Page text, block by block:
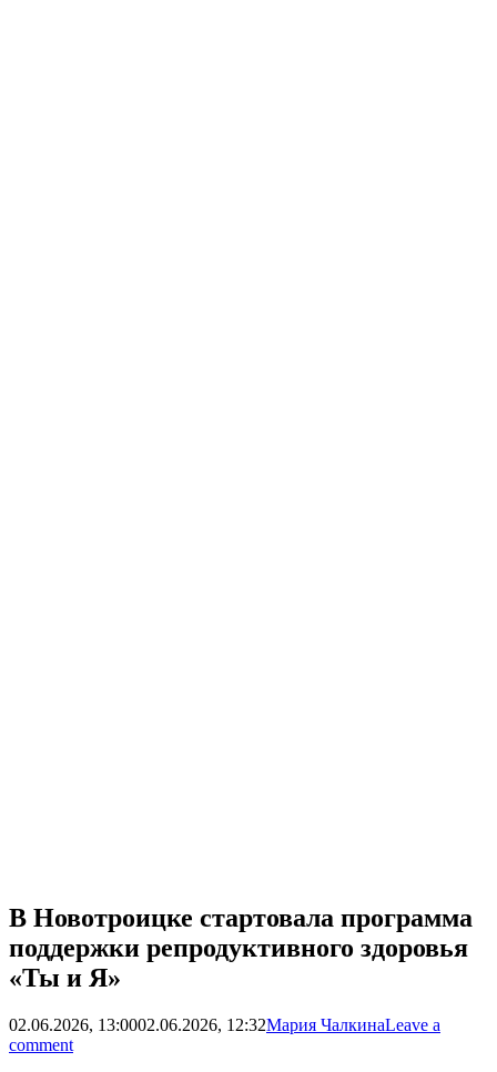
В Новотроицке стартовала программа
поддержки репродуктивного здоровья
«Ты и Я»
02.06.2026, 13:0002.06.2026, 12:32Мария ЧалкинаLeave a
comment